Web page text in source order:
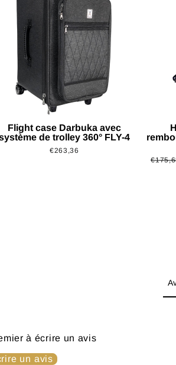
Flight case Darbuka avec
de trolley 360° FLY-4
€263,36
Prix
à écrire un avis
un avis